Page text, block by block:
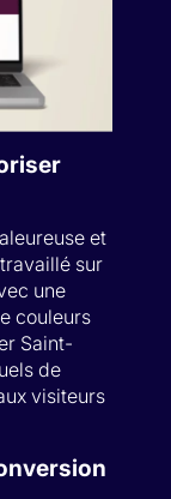
et
sur
une
couleurs
Saint-
de
visiteurs